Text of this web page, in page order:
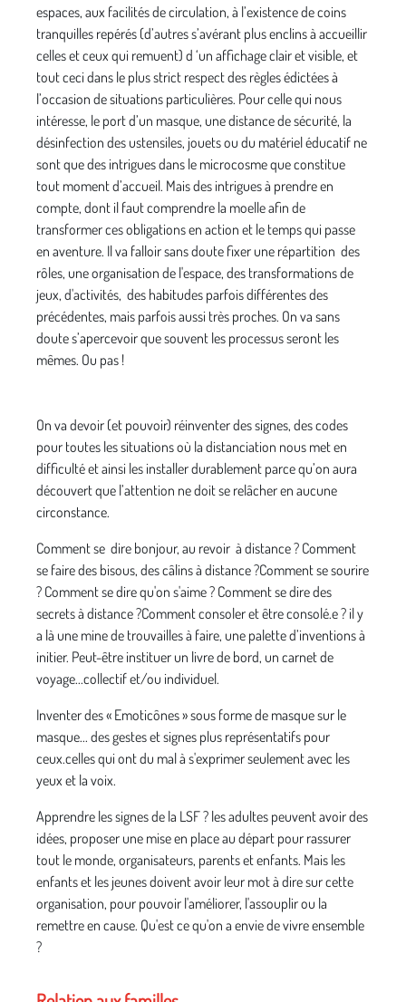
espaces, aux facilités de circulation, à l’existence de coins
tranquilles repérés (d’autres s’avérant plus enclins à accueillir
celles et ceux qui remuent) d ‘un affichage clair et visible, et
tout ceci dans le plus strict respect des règles édictées à
l’occasion de situations particulières. Pour celle qui nous
intéresse, le port d’un masque, une distance de sécurité, la
désinfection des ustensiles, jouets ou du matériel éducatif ne
sont que des intrigues dans le microcosme que constitue
tout moment d’accueil. Mais des intrigues à prendre en
compte, dont il faut comprendre la moelle afin de
transformer ces obligations en action et le temps qui passe
en aventure. Il va falloir sans doute fixer une répartition des
rôles, une organisation de l'espace, des transformations de
jeux, d'activités, des habitudes parfois différentes des
précédentes, mais parfois aussi très proches. On va sans
doute s’apercevoir que souvent les processus seront les
mêmes. Ou pas !
On va devoir (et pouvoir) réinventer des signes, des codes
pour toutes les situations où la distanciation nous met en
difficulté et ainsi les installer durablement parce qu’on aura
découvert que l’attention ne doit se relâcher en aucune
circonstance.
Comment se dire bonjour, au revoir à distance ? Comment
se faire des bisous, des câlins à distance ?Comment se sourire
? Comment se dire qu'on s'aime ? Comment se dire des
secrets à distance ?Comment consoler et être consolé.e ? il y
a là une mine de trouvailles à faire, une palette d’inventions à
initier. Peut-être instituer un livre de bord, un carnet de
voyage...collectif et/ou individuel.
Inventer des « Emoticônes » sous forme de masque sur le
masque... des gestes et signes plus représentatifs pour
ceux.celles qui ont du mal à s'exprimer seulement avec les
yeux et la voix.
Apprendre les signes de la LSF ? les adultes peuvent avoir des
idées, proposer une mise en place au départ pour rassurer
tout le monde, organisateurs, parents et enfants. Mais les
enfants et les jeunes doivent avoir leur mot à dire sur cette
organisation, pour pouvoir l'améliorer, l'assouplir ou la
remettre en cause. Qu'est ce qu'on a envie de vivre ensemble
?